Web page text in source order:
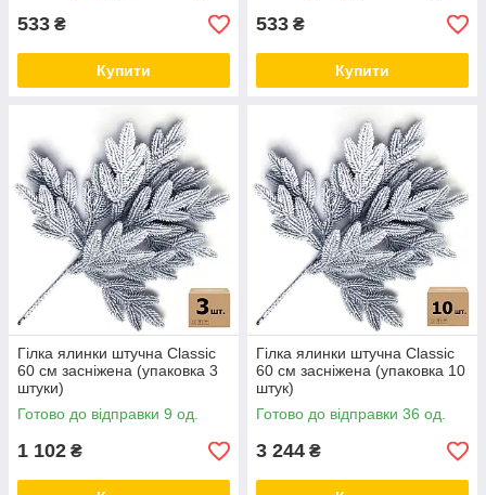
533 ₴
Купити
533 ₴
Купити
Гілка ялинки штучна Classic
60 см засніжена (упаковка 3
штуки)
Готово до відправки 9 од.
1 102 ₴
Гілка ялинки штучна Classic
60 см засніжена (упаковка 10
штук)
Готово до відправки 36 од.
3 244 ₴